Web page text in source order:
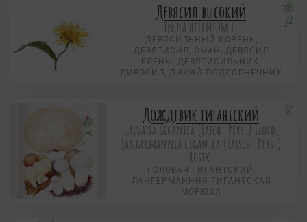
Девясил высокий
Inula helenium L.
ДЕВЯСИЛЬНЫЙ КОРЕНЬ,
ДЕВЯТИСИЛ, ОМАН, ДЕВЯСИЛ
ЕЛЕНЫ, ДЕВЯТИСИЛЬНИК,
ДИВОСИЛ, ДИКИЙ ПОДСОЛНЕЧНИК
Дождевик гигантский
Calvatia gigantea (Fateh: Pers.) Lloyd,
Langermannia gigantea (Batsch: Pers.)
Rostk.
ГОЛОВАЧ ГИГАНТСКИЙ,
ЛАНГЕРМАННИЯ ГИГАНТСКАЯ
МОРЮХА